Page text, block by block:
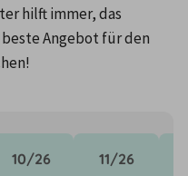
hilft immer, das
Angebot für den
10/26 11/26